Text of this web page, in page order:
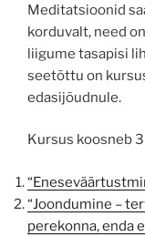
Meditatsioonid
korduvalt, need
liigume tasapisi
seetõttu on
edasijõudnule.
Kursus koosneb
“Joondumine –
perekonna, enda